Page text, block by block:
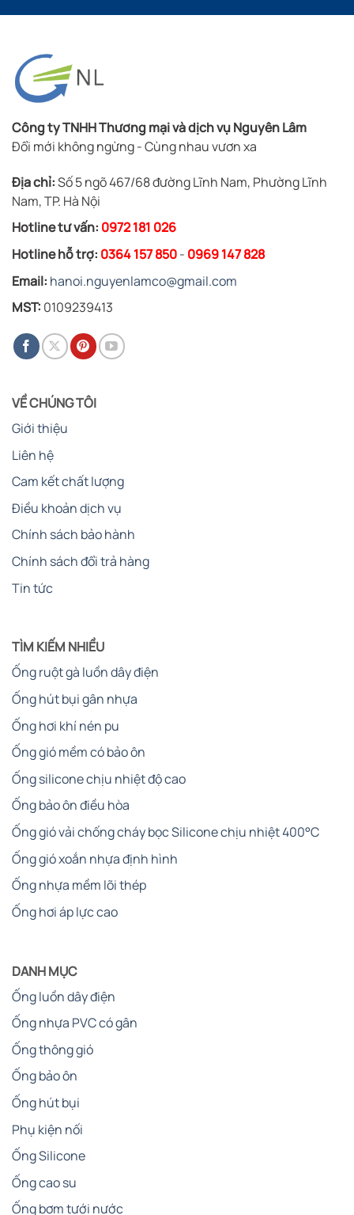
Công ty TNHH Thương mại và dịch vụ Nguyên Lâm
Đổi mới không ngừng - Cùng nhau vươn xa
Địa chỉ:Số 5 ngõ 467/68 đường Lĩnh Nam, Phường Lĩnh
Nam, TP. Hà Nội
Hotline tư vấn: 0972 181 026
Hotline hỗ trợ: 0364 157 850- 0969 147 828
Email: hanoi.nguyenlamco@gmail.com
MST: 0109239413
VỀ CHÚNG TÔI
Giới thiệu
Liên hệ
Cam kết chất lượng
Điều khoản dịch vụ
Chính sách bảo hành
Chính sách đổi trả hàng
Tin tức
TÌM KIẾM NHIỀU
Ống ruột gà luồn dây điện
Ống hút bụi gân nhựa
Ống hơi khí nén pu
Ống gió mềm có bảo ôn
Ống silicone chịu nhiệt độ cao
Ống bảo ôn điều hòa
Ống gió vải chống cháy bọc Silicone chịu nhiệt 400°C
Ống gió xoắn nhựa định hình
Ống nhựa mềm lõi thép
Ống hơi áp lực cao
DANH MỤC
Ống luồn dây điện
Ống nhựa PVC có gân
Ống thông gió
Ống bảo ôn
Ống hút bụi
Phụ kiện nối
Ống Silicone
Ống cao su
Ống bơm tưới nước